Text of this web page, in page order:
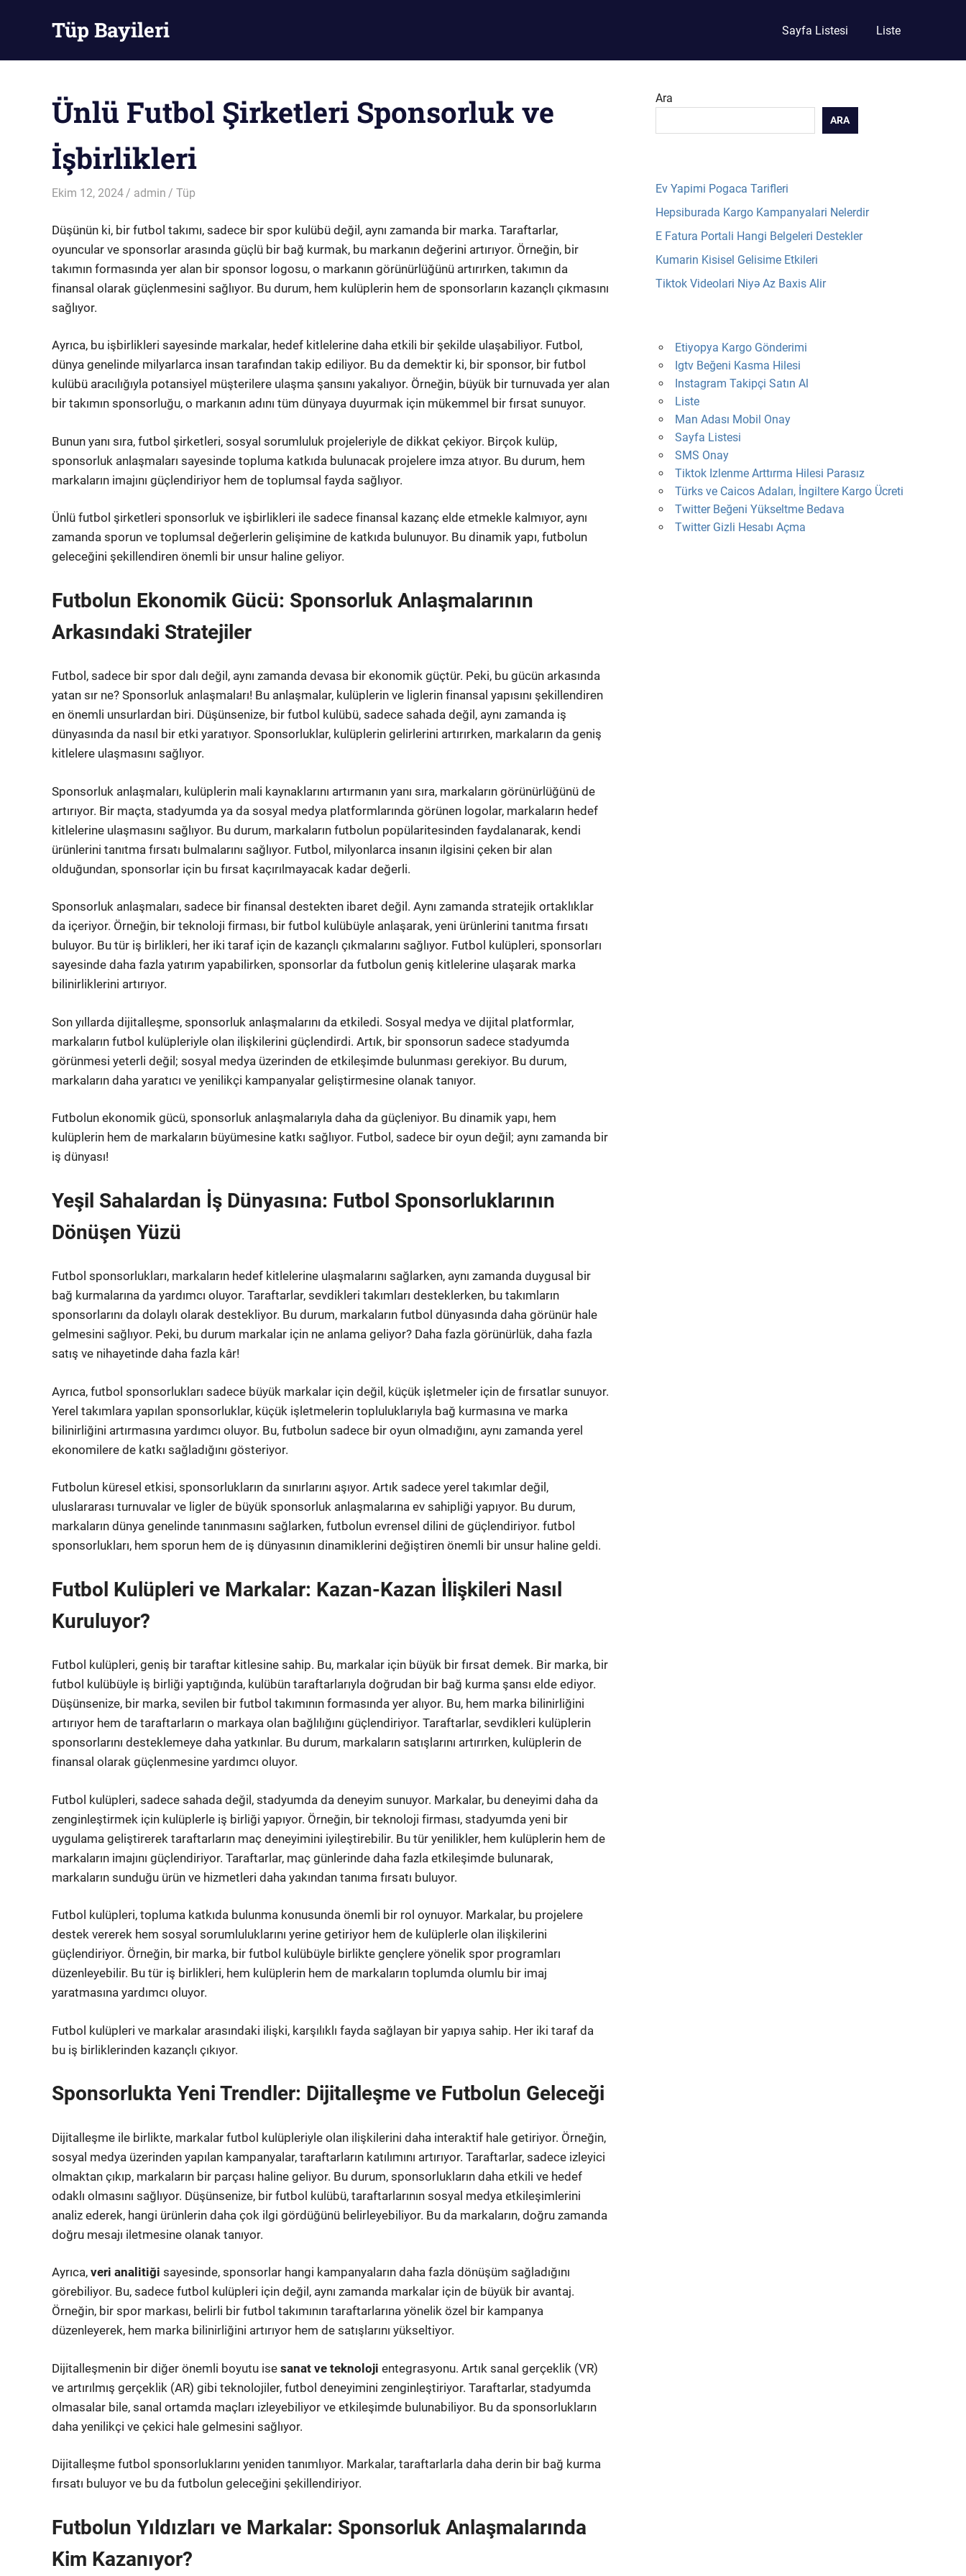
Tüp Bayileri Sayfa Listesi Liste
Ünlü Futbol Şirketleri Sponsorluk ve
İşbirlikleri
Ekim 12, 2024 admin Tüp
Düşünün ki, bir futbol takımı, sadece bir spor kulübü değil, aynı zamanda bir marka. Taraftarlar,
oyuncular ve sponsorlar arasında güçlü bir bağ kurmak, bu markanın değerini artırıyor. Örneğin, bir
takımın formasında yer alan bir sponsor logosu, o markanın görünürlüğünü artırırken, takımın da
finansal olarak güçlenmesini sağlıyor. Bu durum, hem kulüplerin hem de sponsorların kazançlı çıkmasını
sağlıyor.
Ayrıca, bu işbirlikleri sayesinde markalar, hedef kitlelerine daha etkili bir şekilde ulaşabiliyor. Futbol,
dünya genelinde milyarlarca insan tarafından takip ediliyor. Bu da demektir ki, bir sponsor, bir futbol
kulübü aracılığıyla potansiyel müşterilere ulaşma şansını yakalıyor. Örneğin, büyük bir turnuvada yer alan
bir takımın sponsorluğu, o markanın adını tüm dünyaya duyurmak için mükemmel bir fırsat sunuyor.
Bunun yanı sıra, futbol şirketleri, sosyal sorumluluk projeleriyle de dikkat çekiyor. Birçok kulüp,
sponsorluk anlaşmaları sayesinde topluma katkıda bulunacak projelere imza atıyor. Bu durum, hem
markaların imajını güçlendiriyor hem de toplumsal fayda sağlıyor.
Ünlü futbol şirketleri sponsorluk ve işbirlikleri ile sadece finansal kazanç elde etmekle kalmıyor, aynı
zamanda sporun ve toplumsal değerlerin gelişimine de katkıda bulunuyor. Bu dinamik yapı, futbolun
geleceğini şekillendiren önemli bir unsur haline geliyor.
Futbolun Ekonomik Gücü: Sponsorluk Anlaşmalarının
Arkasındaki Stratejiler
Futbol, sadece bir spor dalı değil, aynı zamanda devasa bir ekonomik güçtür. Peki, bu gücün arkasında
yatan sır ne? Sponsorluk anlaşmaları! Bu anlaşmalar, kulüplerin ve liglerin finansal yapısını şekillendiren
en önemli unsurlardan biri. Düşünsenize, bir futbol kulübü, sadece sahada değil, aynı zamanda iş
dünyasında da nasıl bir etki yaratıyor. Sponsorluklar, kulüplerin gelirlerini artırırken, markaların da geniş
kitlelere ulaşmasını sağlıyor.
Sponsorluk anlaşmaları, kulüplerin mali kaynaklarını artırmanın yanı sıra, markaların görünürlüğünü de
artırıyor. Bir maçta, stadyumda ya da sosyal medya platformlarında görünen logolar, markaların hedef
kitlelerine ulaşmasını sağlıyor. Bu durum, markaların futbolun popülaritesinden faydalanarak, kendi
ürünlerini tanıtma fırsatı bulmalarını sağlıyor. Futbol, milyonlarca insanın ilgisini çeken bir alan
olduğundan, sponsorlar için bu fırsat kaçırılmayacak kadar değerli.
Sponsorluk anlaşmaları, sadece bir finansal destekten ibaret değil. Aynı zamanda stratejik ortaklıklar
da içeriyor. Örneğin, bir teknoloji firması, bir futbol kulübüyle anlaşarak, yeni ürünlerini tanıtma fırsatı
buluyor. Bu tür iş birlikleri, her iki taraf için de kazançlı çıkmalarını sağlıyor. Futbol kulüpleri, sponsorları
sayesinde daha fazla yatırım yapabilirken, sponsorlar da futbolun geniş kitlelerine ulaşarak marka
bilinirliklerini artırıyor.
Son yıllarda dijitalleşme, sponsorluk anlaşmalarını da etkiledi. Sosyal medya ve dijital platformlar,
markaların futbol kulüpleriyle olan ilişkilerini güçlendirdi. Artık, bir sponsorun sadece stadyumda
görünmesi yeterli değil; sosyal medya üzerinden de etkileşimde bulunması gerekiyor. Bu durum,
markaların daha yaratıcı ve yenilikçi kampanyalar geliştirmesine olanak tanıyor.
Futbolun ekonomik gücü, sponsorluk anlaşmalarıyla daha da güçleniyor. Bu dinamik yapı, hem
kulüplerin hem de markaların büyümesine katkı sağlıyor. Futbol, sadece bir oyun değil; aynı zamanda bir
iş dünyası!
Yeşil Sahalardan İş Dünyasına: Futbol Sponsorluklarının
Dönüşen Yüzü
Futbol sponsorlukları, markaların hedef kitlelerine ulaşmalarını sağlarken, aynı zamanda duygusal bir
bağ kurmalarına da yardımcı oluyor. Taraftarlar, sevdikleri takımları desteklerken, bu takımların
sponsorlarını da dolaylı olarak destekliyor. Bu durum, markaların futbol dünyasında daha görünür hale
gelmesini sağlıyor. Peki, bu durum markalar için ne anlama geliyor? Daha fazla görünürlük, daha fazla
satış ve nihayetinde daha fazla kâr!
Ayrıca, futbol sponsorlukları sadece büyük markalar için değil, küçük işletmeler için de fırsatlar sunuyor.
Yerel takımlara yapılan sponsorluklar, küçük işletmelerin topluluklarıyla bağ kurmasına ve marka
bilinirliğini artırmasına yardımcı oluyor. Bu, futbolun sadece bir oyun olmadığını, aynı zamanda yerel
ekonomilere de katkı sağladığını gösteriyor.
Futbolun küresel etkisi, sponsorlukların da sınırlarını aşıyor. Artık sadece yerel takımlar değil,
uluslararası turnuvalar ve ligler de büyük sponsorluk anlaşmalarına ev sahipliği yapıyor. Bu durum,
markaların dünya genelinde tanınmasını sağlarken, futbolun evrensel dilini de güçlendiriyor. futbol
sponsorlukları, hem sporun hem de iş dünyasının dinamiklerini değiştiren önemli bir unsur haline geldi.
Futbol Kulüpleri ve Markalar: Kazan-Kazan İlişkileri Nasıl
Kuruluyor?
Futbol kulüpleri, geniş bir taraftar kitlesine sahip. Bu, markalar için büyük bir fırsat demek. Bir marka, bir
futbol kulübüyle iş birliği yaptığında, kulübün taraftarlarıyla doğrudan bir bağ kurma şansı elde ediyor.
Düşünsenize, bir marka, sevilen bir futbol takımının formasında yer alıyor. Bu, hem marka bilinirliğini
artırıyor hem de taraftarların o markaya olan bağlılığını güçlendiriyor. Taraftarlar, sevdikleri kulüplerin
sponsorlarını desteklemeye daha yatkınlar. Bu durum, markaların satışlarını artırırken, kulüplerin de
finansal olarak güçlenmesine yardımcı oluyor.
Futbol kulüpleri, sadece sahada değil, stadyumda da deneyim sunuyor. Markalar, bu deneyimi daha da
zenginleştirmek için kulüplerle iş birliği yapıyor. Örneğin, bir teknoloji firması, stadyumda yeni bir
uygulama geliştirerek taraftarların maç deneyimini iyileştirebilir. Bu tür yenilikler, hem kulüplerin hem de
markaların imajını güçlendiriyor. Taraftarlar, maç günlerinde daha fazla etkileşimde bulunarak,
markaların sunduğu ürün ve hizmetleri daha yakından tanıma fırsatı buluyor.
Futbol kulüpleri, topluma katkıda bulunma konusunda önemli bir rol oynuyor. Markalar, bu projelere
destek vererek hem sosyal sorumluluklarını yerine getiriyor hem de kulüplerle olan ilişkilerini
güçlendiriyor. Örneğin, bir marka, bir futbol kulübüyle birlikte gençlere yönelik spor programları
düzenleyebilir. Bu tür iş birlikleri, hem kulüplerin hem de markaların toplumda olumlu bir imaj
yaratmasına yardımcı oluyor.
Futbol kulüpleri ve markalar arasındaki ilişki, karşılıklı fayda sağlayan bir yapıya sahip. Her iki taraf da
bu iş birliklerinden kazançlı çıkıyor.
Sponsorlukta Yeni Trendler: Dijitalleşme ve Futbolun Geleceği
Dijitalleşme ile birlikte, markalar futbol kulüpleriyle olan ilişkilerini daha interaktif hale getiriyor. Örneğin,
sosyal medya üzerinden yapılan kampanyalar, taraftarların katılımını artırıyor. Taraftarlar, sadece izleyici
olmaktan çıkıp, markaların bir parçası haline geliyor. Bu durum, sponsorlukların daha etkili ve hedef
odaklı olmasını sağlıyor. Düşünsenize, bir futbol kulübü, taraftarlarının sosyal medya etkileşimlerini
analiz ederek, hangi ürünlerin daha çok ilgi gördüğünü belirleyebiliyor. Bu da markaların, doğru zamanda
doğru mesajı iletmesine olanak tanıyor.
Ayrıca, veri analitiği sayesinde, sponsorlar hangi kampanyaların daha fazla dönüşüm sağladığını
görebiliyor. Bu, sadece futbol kulüpleri için değil, aynı zamanda markalar için de büyük bir avantaj.
Örneğin, bir spor markası, belirli bir futbol takımının taraftarlarına yönelik özel bir kampanya
düzenleyerek, hem marka bilinirliğini artırıyor hem de satışlarını yükseltiyor.
Dijitalleşmenin bir diğer önemli boyutu ise sanat ve teknoloji entegrasyonu. Artık sanal gerçeklik (VR)
ve artırılmış gerçeklik (AR) gibi teknolojiler, futbol deneyimini zenginleştiriyor. Taraftarlar, stadyumda
olmasalar bile, sanal ortamda maçları izleyebiliyor ve etkileşimde bulunabiliyor. Bu da sponsorlukların
daha yenilikçi ve çekici hale gelmesini sağlıyor.
Dijitalleşme futbol sponsorluklarını yeniden tanımlıyor. Markalar, taraftarlarla daha derin bir bağ kurma
fırsatı buluyor ve bu da futbolun geleceğini şekillendiriyor.
Futbolun Yıldızları ve Markalar: Sponsorluk Anlaşmalarında
Kim Kazanıyor?
Ara
ARA
Ev Yapimi Pogaca Tarifleri
Hepsiburada Kargo Kampanyalari Nelerdir
E Fatura Portali Hangi Belgeleri Destekler
Kumarin Kisisel Gelisime Etkileri
Tiktok Videolari Niyə Az Baxis Alir
Etiyopya Kargo Gönderimi
Igtv Beğeni Kasma Hilesi
Instagram Takipçi Satın Al
Liste
Man Adası Mobil Onay
Sayfa Listesi
SMS Onay
Tiktok Izlenme Arttırma Hilesi Parasız
Türks ve Caicos Adaları, İngiltere Kargo Ücreti
Twitter Beğeni Yükseltme Bedava
Twitter Gizli Hesabı Açma